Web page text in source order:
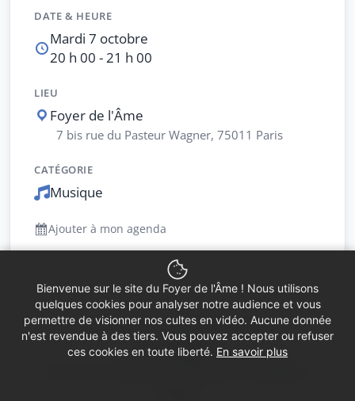
Autour de la sortie du disque
« From Byrd »
DATE & HEURE
Mardi 7 octobre
20 h 00 - 21 h 00
LIEU
Foyer de l'Âme
7 bis rue du Pasteur Wagner, 75011 Paris
CATÉGORIE
Musique
Ajouter à mon agenda
Bienvenue sur le site du Foyer de l'Âme ! Nous utilisons
quelques cookies pour analyser notre audience et vous
permettre de visionner nos cultes en vidéo. Aucune donnée
n'est revendue à des tiers. Vous pouvez accepter ou refuser
ces cookies en toute liberté. En savoir plus